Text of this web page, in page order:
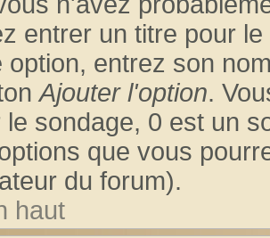
entrer un titre pour
option, entrez son
Ajouter l'option.
le sondage, 0 est un
que vous
du forum).
haut